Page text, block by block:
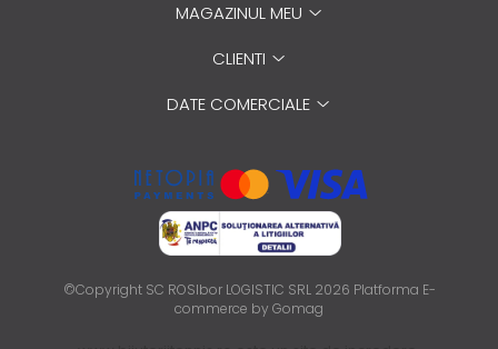
MAGAZINUL MEU
CLIENTI
DATE COMERCIALE
©Copyright SC ROSIbor LOGISTIC SRL 2026 Platforma E-
commerce by Gomag